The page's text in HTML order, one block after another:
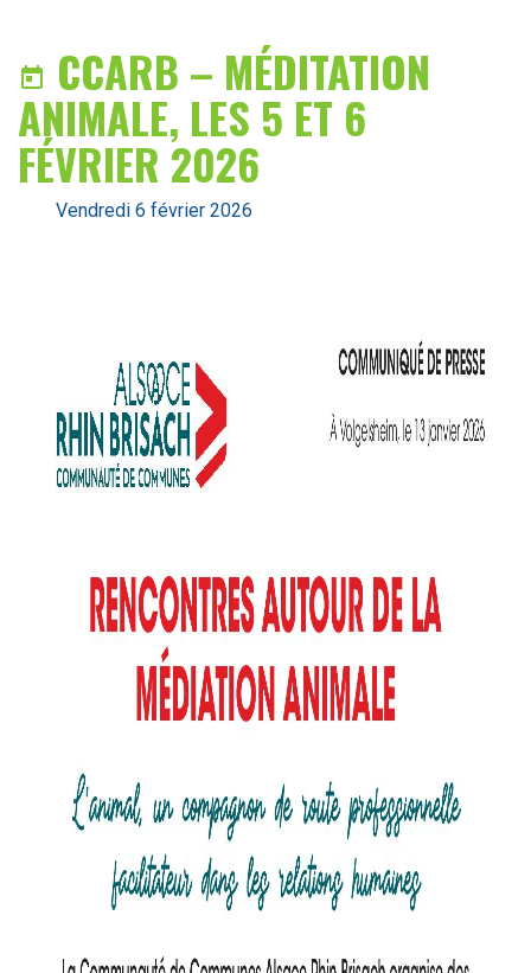
 CCARB – MÉDITATION
ANIMALE, LES 5 ET 6
FÉVRIER 2026
vendredi 6 février 2026